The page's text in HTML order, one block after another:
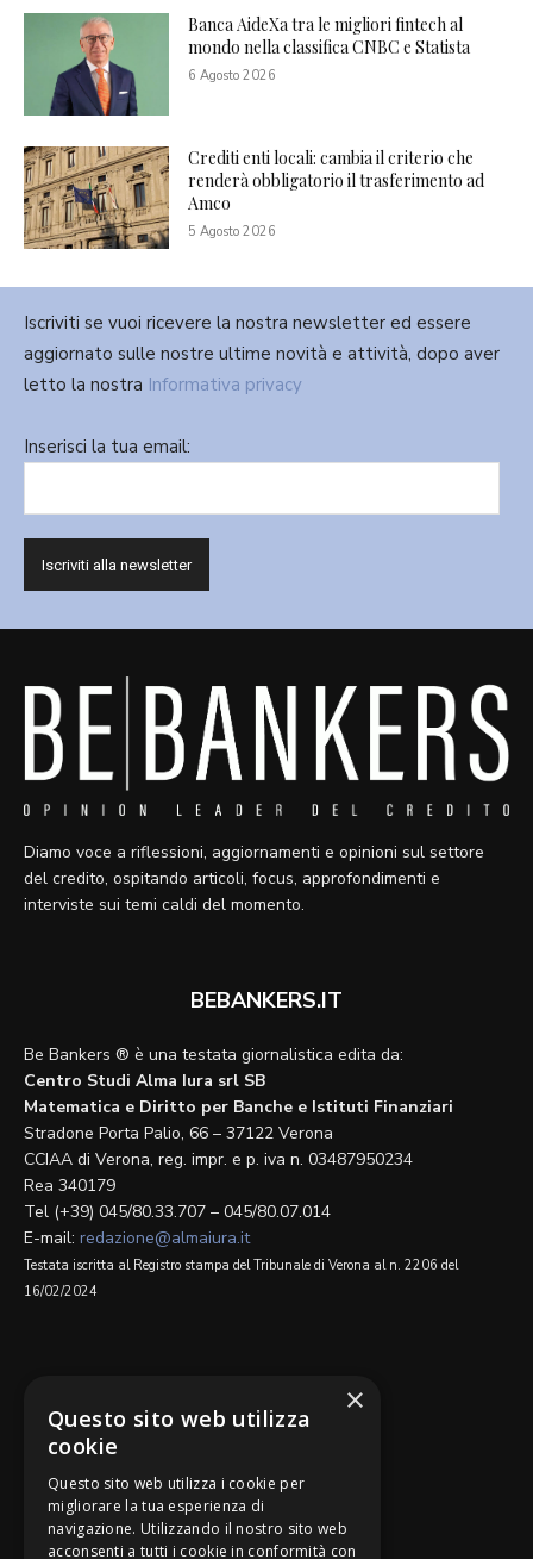
Banca AideXa tra le migliori fintech al
mondo nella classifica CNBC e Statista
6 Agosto 2026
Crediti enti locali: cambia il criterio che
renderà obbligatorio il trasferimento ad
Amco
5 Agosto 2026
Iscriviti se vuoi ricevere la nostra newsletter ed essere
aggiornato sulle nostre ultime novità e attività, dopo aver
letto la nostra Informativa privacy
Inserisci la tua email:
Diamo voce a riflessioni, aggiornamenti e opinioni sul settore
del credito, ospitando articoli, focus, approfondimenti e
interviste sui temi caldi del momento.
BEBANKERS.IT
Be Bankers ® è una testata giornalistica edita da:
Centro Studi Alma Iura srl SB
Matematica e Diritto per Banche e Istituti Finanziari
Stradone Porta Palio, 66 – 37122 Verona
CCIAA di Verona, reg. impr. e p. iva n. 03487950234
Rea 340179
Tel (+39) 045/80.33.707 – 045/80.07.014
E-mail: redazione@almaiura.it
Testata iscritta al Registro stampa del Tribunale di Verona al n. 2206 del
16/02/2024
Be Bankers è ideato da
×
Questo sito web utilizza
cookie
Questo sito web utilizza i cookie per
migliorare la tua esperienza di
navigazione. Utilizzando il nostro sito web
acconsenti a tutti i cookie in conformità con